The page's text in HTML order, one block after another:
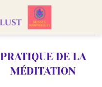
PRATIQUE DE LA
MÉDITATION